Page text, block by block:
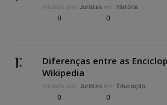
Iniciado por: Juristas em: História
0 0
Diferenças entre as
Wikipedia
Iniciado por: Juristas em: Educação
0 0